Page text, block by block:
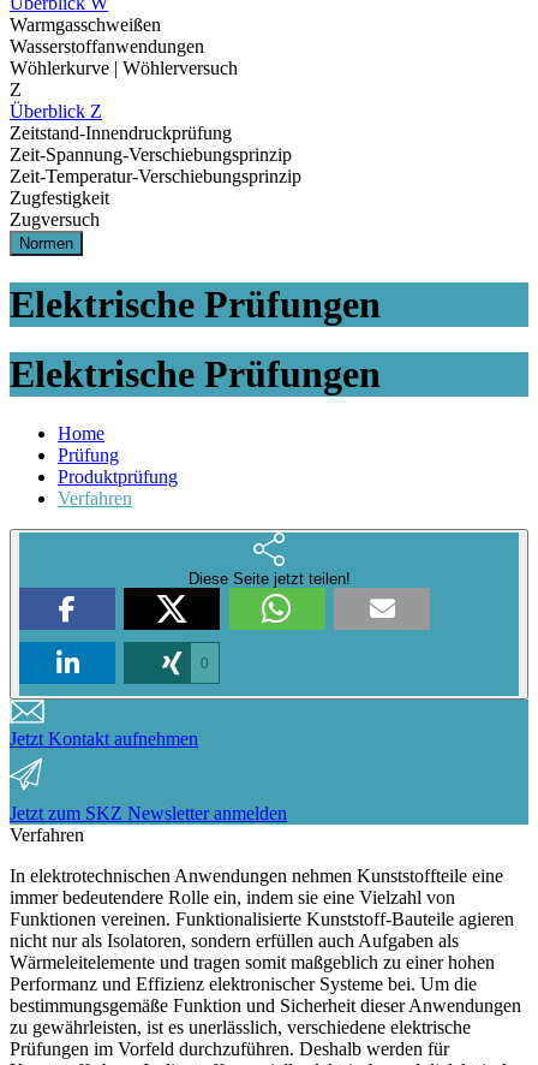
Warmgasschweißen
Wasserstoffanwendungen
Wöhlerkurve | Wöhlerversuch
Z
Überblick Z
Zeitstand-Innendruckprüfung
Zeit-Spannung-Verschiebungsprinzip
Zeit-Temperatur-Verschiebungsprinzip
Zugfestigkeit
Zugversuch
Normen
Elektrische Prüfungen
Elektrische Prüfungen
Home
Prüfung
Produktprüfung
Verfahren
Diese Seite jetzt teilen!
0
Jetzt Kontakt aufnehmen
Jetzt zum SKZ Newsletter anmelden
Verfahren
In elektrotechnischen Anwendungen nehmen Kunststoffteile eine
immer bedeutendere Rolle ein, indem sie eine Vielzahl von
Funktionen vereinen. Funktionalisierte Kunststoff-Bauteile agieren
nicht nur als Isolatoren, sondern erfüllen auch Aufgaben als
Wärmeleitelemente und tragen somit maßgeblich zu einer hohen
Performanz und Effizienz elektronischer Systeme bei. Um die
bestimmungsgemäße Funktion und Sicherheit dieser Anwendungen
zu gewährleisten, ist es unerlässlich, verschiedene elektrische
Prüfungen im Vorfeld durchzuführen. Deshalb werden für